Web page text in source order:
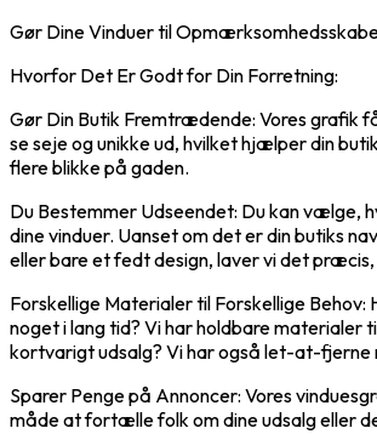
Gør Dine Vinduer til
Hvorfor Det Er Godt for Din Forretning:
Gør Din Butik Fremtrædende: Vores grafik
se seje og unikke ud, hvilket hjælper din
flere blikke på gaden.
Du Bestemmer Udseendet: Du kan vælge,
dine vinduer. Uanset om det er din butiks
eller bare et fedt design, laver vi det præcis,
Forskellige Materialer til Forskellige Behov:
noget i lang tid? Vi har holdbare materialer
kortvarigt udsalg? Vi har også let-at-fjerne
Sparer Penge på Annoncer: Vores
måde at fortælle folk om dine udsalg eller